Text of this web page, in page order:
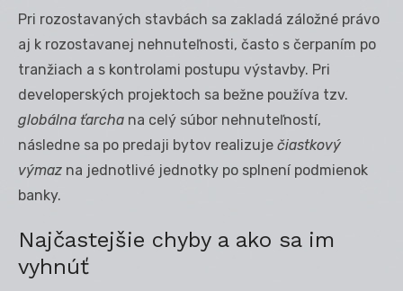
Pri rozostavaných stavbách sa zakladá záložné právo
aj k rozostavanej nehnuteľnosti, často s čerpaním po
tranžiach a s kontrolami postupu výstavby. Pri
developerských projektoch sa bežne používa tzv.
globálna ťarcha na celý súbor nehnuteľností,
následne sa po predaji bytov realizuje čiastkový
výmaz na jednotlivé jednotky po splnení podmienok
banky.
Najčastejšie chyby a ako sa im
vyhnúť